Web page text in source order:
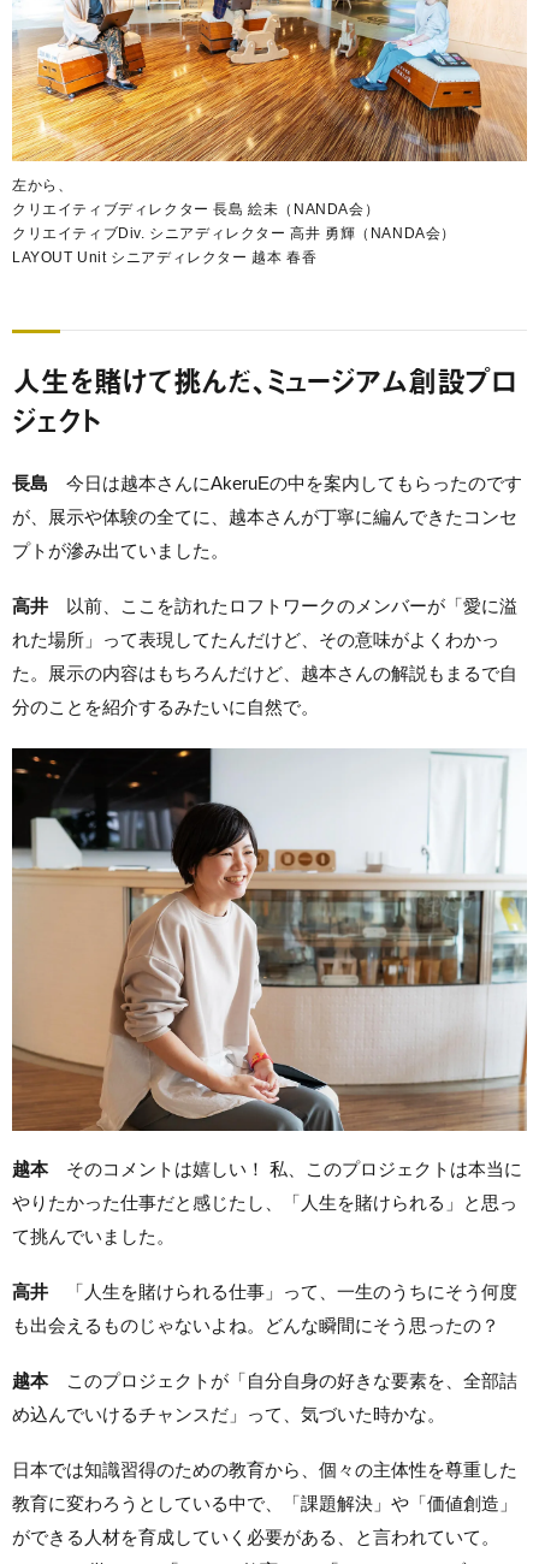
左から、
クリエイティブディレクター 長島 絵未（NANDA会）
クリエイティブDiv. シニアディレクター 高井 勇輝（NANDA会）
LAYOUT Unit シニアディレクター 越本 春香
人生を賭けて挑んだ、ミュージアム創設プロ
ジェクト
長島 今日は越本さんにAkeruEの中を案内してもらったのです
が、展示や体験の全てに、越本さんが丁寧に編んできたコンセ
プトが滲み出ていました。
高井 以前、ここを訪れたロフトワークのメンバーが「愛に溢
れた場所」って表現してたんだけど、その意味がよくわかっ
た。展示の内容はもちろんだけど、越本さんの解説もまるで自
分のことを紹介するみたいに自然で。
越本そのコメントは嬉しい！ 私、このプロジェクトは本当に
やりたかった仕事だと感じたし、「人生を賭けられる」と思っ
て挑んでいました。
高井 「人生を賭けられる仕事」って、一生のうちにそう何度
も出会えるものじゃないよね。どんな瞬間にそう思ったの？
越本このプロジェクトが「自分自身の好きな要素を、全部詰
め込んでいけるチャンスだ」って、気づいた時かな。
日本では知識習得のための教育から、個々の主体性を尊重した
教育に変わろうとしている中で、「課題解決」や「価値創造」
ができる人材を育成していく必要がある、と言われていて。